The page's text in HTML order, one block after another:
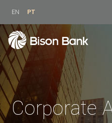
EN PT
Corporate